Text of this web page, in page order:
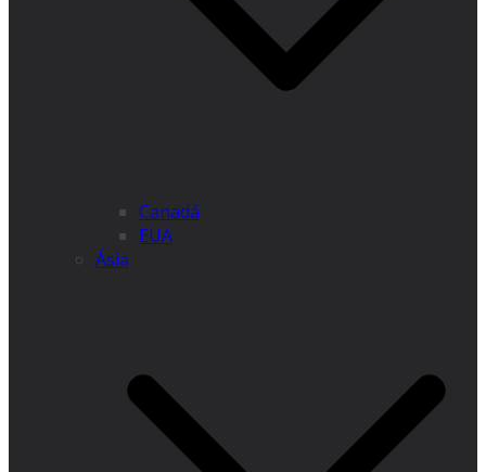
Canadá
EUA
Ásia